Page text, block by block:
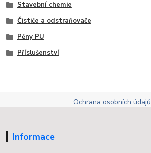
Stavební chemie
Čističe a odstraňovače
Pěny PU
Příslušenství
Ochrana osobních údajů
Informace